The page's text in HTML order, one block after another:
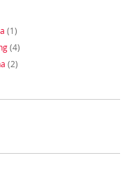
(1)
(4)
(2)